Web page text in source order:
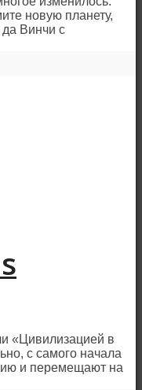
новую планету,
Винчи с
«Цивилизацией в
с самого начала
и перемещают на